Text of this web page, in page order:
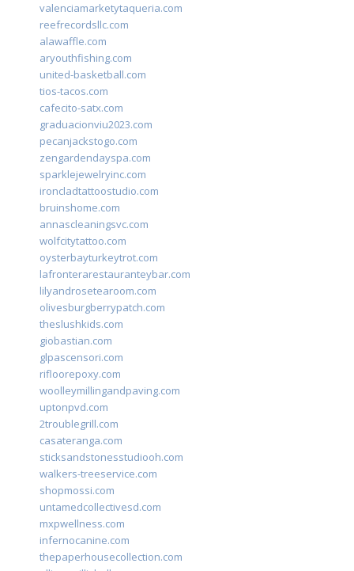
valenciamarketytaqueria.com
reefrecordsllc.com
alawaffle.com
aryouthfishing.com
united-basketball.com
tios-tacos.com
cafecito-satx.com
graduacionviu2023.com
pecanjackstogo.com
zengardendayspa.com
sparklejewelryinc.com
ironcladtattoostudio.com
bruinshome.com
annascleaningsvc.com
wolfcitytattoo.com
oysterbayturkeytrot.com
lafronterarestauranteybar.com
lilyandrosetearoom.com
olivesburgberrypatch.com
theslushkids.com
giobastian.com
glpascensori.com
rifloorepoxy.com
woolleymillingandpaving.com
uptonpvd.com
2troublegrill.com
casateranga.com
sticksandstonesstudiooh.com
walkers-treeservice.com
shopmossi.com
untamedcollectivesd.com
mxpwellness.com
infernocanine.com
thepaperhousecollection.com